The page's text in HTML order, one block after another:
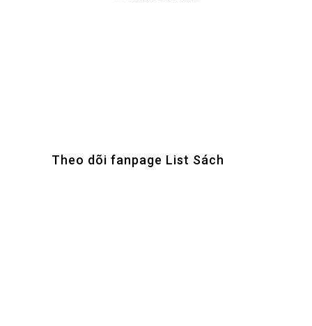
Theo dõi fanpage List Sách